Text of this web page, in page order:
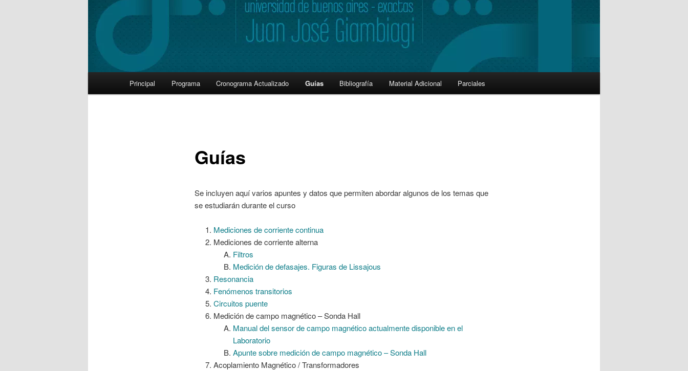
Skip
Principal Programa Cronograma Actualizado Guías Bibliografía Material Adicional Parciales
Guías
Se incluyen aquí varios apuntes y datos que permiten abordar algunos de los temas que
se estudiarán durante el curso
Mediciones de corriente continua
Mediciones de corriente alterna
Filtros
Medición de defasajes. Figuras de Lissajous
Resonancia
Fenómenos transitorios
Circuitos puente
Medición de campo magnético – Sonda Hall
Manual del sensor de campo magnético actualmente disponible en el
Laboratorio
Apunte sobre medición de campo magnético – Sonda Hall
Acoplamiento Magnético / Transformadores